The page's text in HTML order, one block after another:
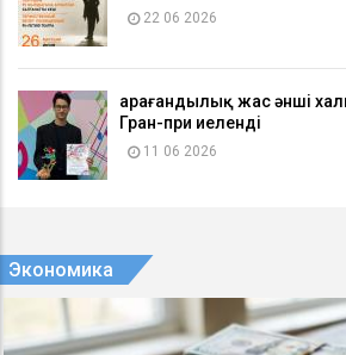
22 06 2026
Қарағандылық жас әнші
Гран-при иеленді
11 06 2026
Экономика